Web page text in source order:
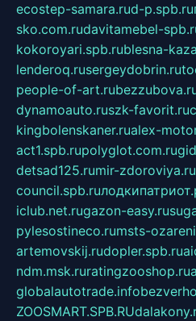
ecostep-samara.rud-p.spb.ru
sko.com.rudavitamebel-
kokoroyari.spb.rublesna-
lenderoq.rusergeydobrin.ru
people-of-art.ru
dynamoauto.ruszk-favorit.ru
kingbolenskaner.rualex-
act1.spb.rupolyglot.com.ru
detsad125.rumir-zdoroviya.ru
council.spb.ru
iclub.net.rugazon-easy.ru
pylesostineco.rumsts-
artemovskij.rudopler.spb.ru
ndm.msk.ruratingzooshop.ru
globalautotrade.info
ZOOSMART.SPB.RU